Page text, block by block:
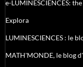
e-LUMINESCIENCES:
Explora
LUMINESCIENCES : le
MATH'MONDE, le blog